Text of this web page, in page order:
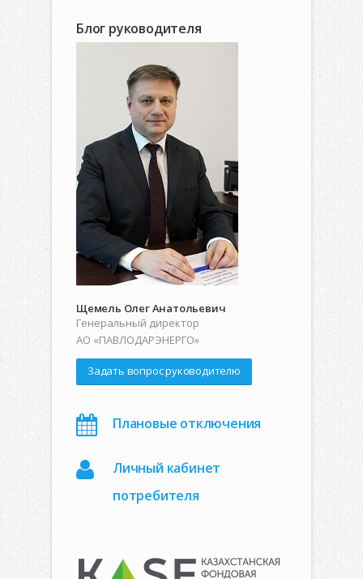
Блог руководителя
Щемель Олег Анатольевич
Генеральный директор
АО «ПАВЛОДАРЭНЕРГО»
Задать вопрос руководителю
Плановые отключения
Личный кабинет
потребителя